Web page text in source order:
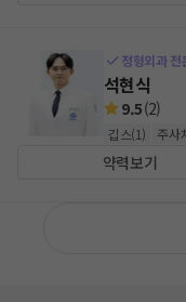
정형외과 전
석현식
9.5(2)
깁스(1) 주사
약력보기